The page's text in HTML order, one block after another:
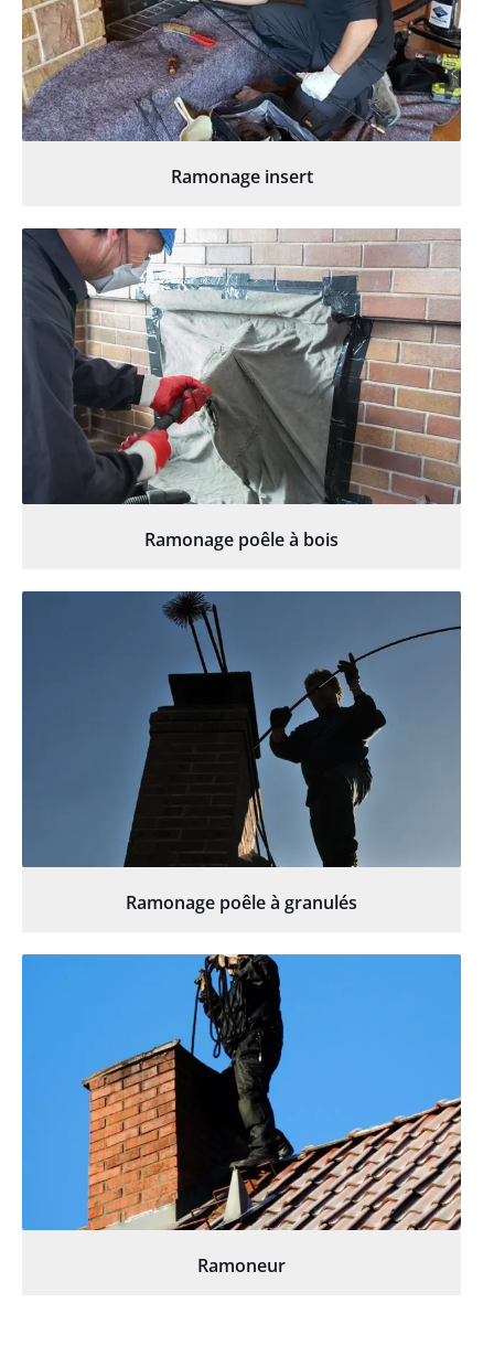
Ramonage insert
Ramonage poêle à bois
Ramonage poêle à granulés
Ramoneur